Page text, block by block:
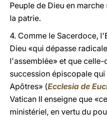
Peuple de Dieu en
la patrie.
4. Comme le Sacerdoce,
Dieu «qui dépasse
l'assemblée» et que
succession épiscopale
Apôtres» (Ecclesia de
Vatican II enseigne que
ministériel, en vertu du